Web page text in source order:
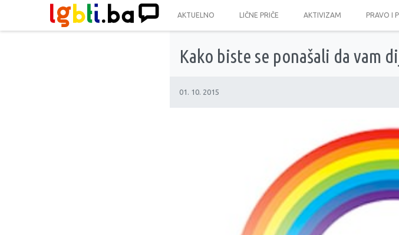
AKTUELNO LIČNE PRIČE AKTIVIZAM PRAVO I
Kako biste se ponašali da vam
01. 10. 2015